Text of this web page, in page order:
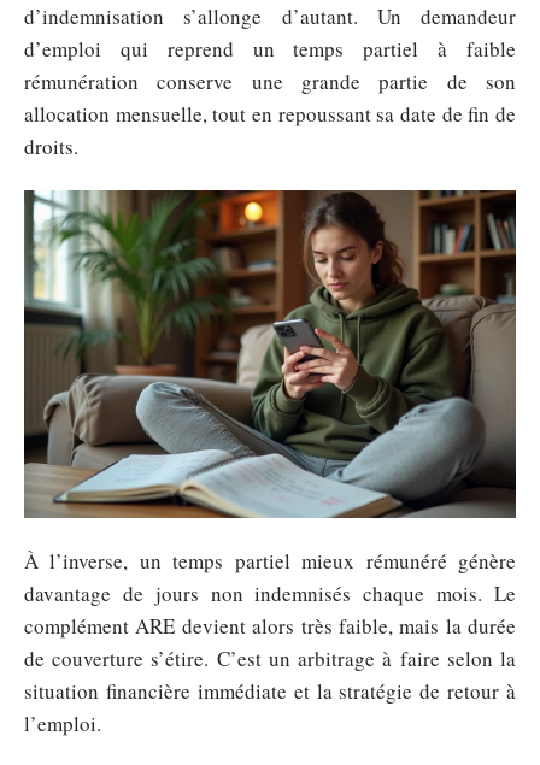
d’indemnisation s’allonge d’autant. Un demandeur
d’emploi qui reprend un temps partiel à faible
rémunération conserve une grande partie de son
allocation mensuelle, tout en repoussant sa date de fin de
droits.
À l’inverse, un temps partiel mieux rémunéré génère
davantage de jours non indemnisés chaque mois. Le
complément ARE devient alors très faible, mais la durée
de couverture s’étire. C’est un arbitrage à faire selon la
situation financière immédiate et la stratégie de retour à
l’emploi.